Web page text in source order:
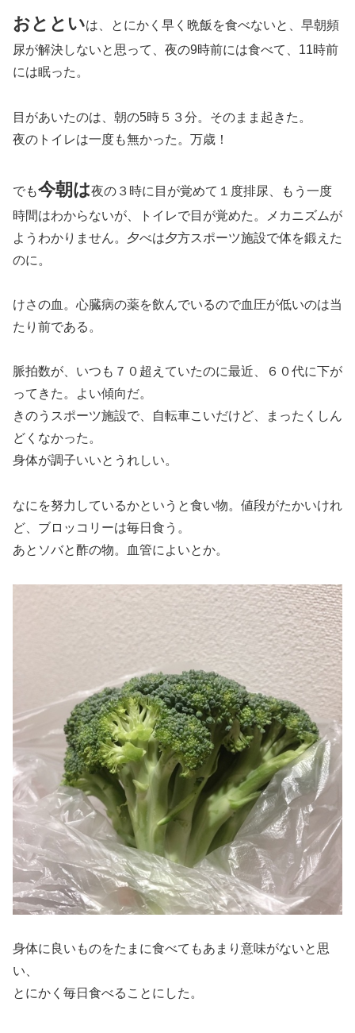
おとといは、とにかく早く晩飯を食べないと、早朝頻
尿が解決しないと思って、夜の9時前には食べて、11時前
には眠った。
目があいたのは、朝の5時５３分。そのまま起きた。
夜のトイレは一度も無かった。万歳！
でも今朝は夜の３時に目が覚めて１度排尿、もう一度
時間はわからないが、トイレで目が覚めた。メカニズムが
ようわかりません。夕べは夕方スポーツ施設で体を鍛えた
のに。
けさの血。心臓病の薬を飲んでいるので血圧が低いのは当
たり前である。
脈拍数が、いつも７０超えていたのに最近、６０代に下が
ってきた。よい傾向だ。
きのうスポーツ施設で、自転車こいだけど、まったくしん
どくなかった。
身体が調子いいとうれしい。
なにを努力しているかというと食い物。値段がたかいけれ
ど、ブロッコリーは毎日食う。
あとソバと酢の物。血管によいとか。
身体に良いものをたまに食べてもあまり意味がないと思
い、
とにかく毎日食べることにした。